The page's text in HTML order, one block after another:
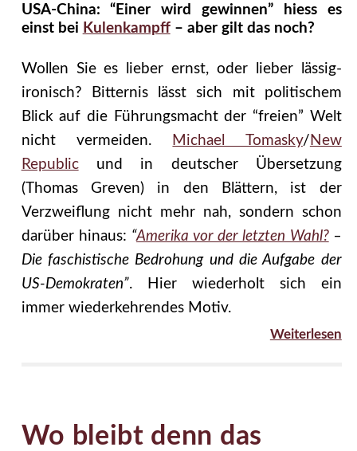
USA-China: “Einer wird gewinnen” hiess es
einst bei Kulenkampff– aber gilt das noch?
Wollen Sie es lieber ernst, oder lieber lässig-
ironisch? Bitternis lässt sich mit politischem
Blick auf die Führungsmacht der “freien” Welt
nicht vermeiden.
Michael Tomasky/ New
Republicund in deutscher Übersetzung
(Thomas Greven) in den Blättern, ist der
Verzweiflung nicht mehr nah, sondern schon
darüber hinaus: “Amerika vor der letzten Wahl?–
Die faschistische Bedrohung und die Aufgabe der
US-Demokraten”. Hier wiederholt sich ein
immer wiederkehrendes Motiv.
Weiterlesen
Wo bleibt denn das